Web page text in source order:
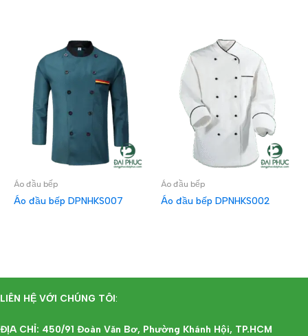
Áo đầu bếp
Áo đầu bếp DPNHKS007
Áo đầu bếp
Áo đầu bếp DPNHKS002
LIÊN HỆ VỚI CHÚNG TÔI:
ĐỊA CHỈ: 450/91 Đoàn Văn Bơ, Phường Khánh Hội, TP.HCM